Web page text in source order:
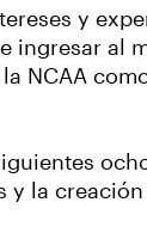
y
ingresar al
NCAA
la